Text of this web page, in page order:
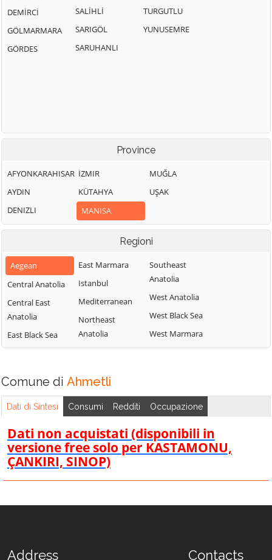
DEMİRCİ
GÖLMARMARA
GÖRDES
SALİHLİ
SARIGÖL
SARUHANLI
TURGUTLU
YUNUSEMRE
Province
AFYONKARAHISAR
AYDIN
DENIZLI
İZMIR
KÜTAHYA
MANISA
MUĞLA
UŞAK
Regioni
Aegean
Central Anatolia
Central East
Anatolia
East Black Sea
East Marmara
Istanbul
Mediterranean
Northeast
Anatolia
Southeast
Anatolia
West Anatolia
West Black Sea
West Marmara
Comune di Ahmetli
Dati di Sintesi Consumi Redditi Occupazione
Dati non acquistati (disponibili in
versione free solo per KASTAMONU,
ÇANKIRI, SINOP)
Address Contacts